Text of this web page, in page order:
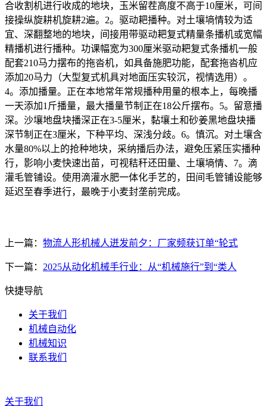
合收割机进行收成的地块，玉米留茬高度不高于10厘米，可间
接操纵旋耕机旋耕2遍。2。驱动耙播种。对土壤墒情较为适
宜、深翻整地的地块，间接用带驱动耙复式精量条播机或宽幅
精播机进行播种。功课幅宽为300厘米驱动耙复式条播机一般
配套210马力摆布的拖沓机，如具备施肥功能，配套拖沓机应
添加20马力（大型复式机具对地面压实较沉，视情选用）。
4。添加播量。正在本地常年常规播种用量的根本上，每晚播
一天添加1斤播量，最大播量节制正在18公斤摆布。5。留意播
深。沙壤地盘块播深正在3-5厘米，黏壤土和砂姜黑地盘块播
深节制正在3厘米，下种平均、深浅分歧。6。慎沉。对土壤含
水量80%以上的抢种地块，采纳播后办法，避免压紧压实播种
行，影响小麦快速出苗，可视秸秆还田量、土壤墒情、7。滴
灌毛管铺设。使用滴灌水肥一体化手艺的，田间毛管铺设能够
延迟至春季进行，最晚于小麦封垄前完成。
上一篇： 物流人形机械人迸发前夕：厂家频获订单“轮式
下一篇： 2025从动化机械手行业：从“机械施行”到“类人
快捷导航
关于我们
机械自动化
机械知识
联系我们
关于我们